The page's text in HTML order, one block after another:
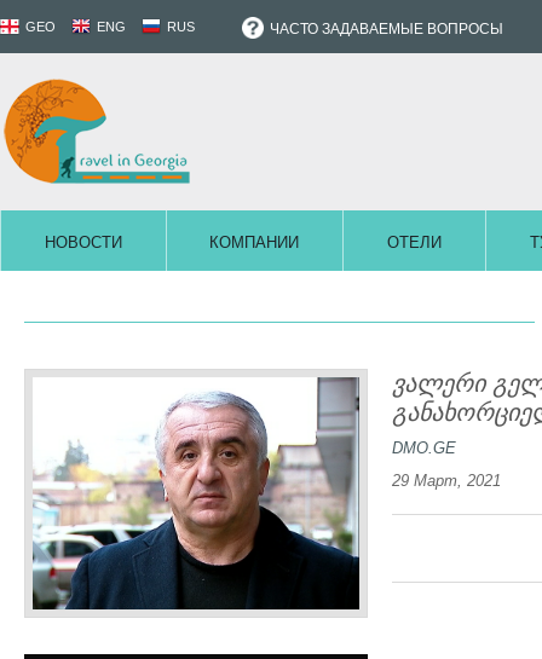
GEO ENG RUS ЧАСТО ЗАДАВАЕМЫЕ ВОПРОСЫ
НОВОСТИ КОМПАНИИ ОТЕЛИ
ვალერი
DMO.GE
29 Март, 2021